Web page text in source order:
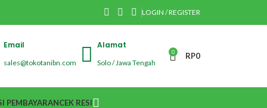
LOGIN / REGISTER
Email
sales@tokotanibn.com
Alamat
Solo / Jawa Tengah
0 RP0
PEMBAYARANCEK RESI